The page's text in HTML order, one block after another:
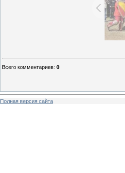
Всего комментариев: 0
Полная версия сайта